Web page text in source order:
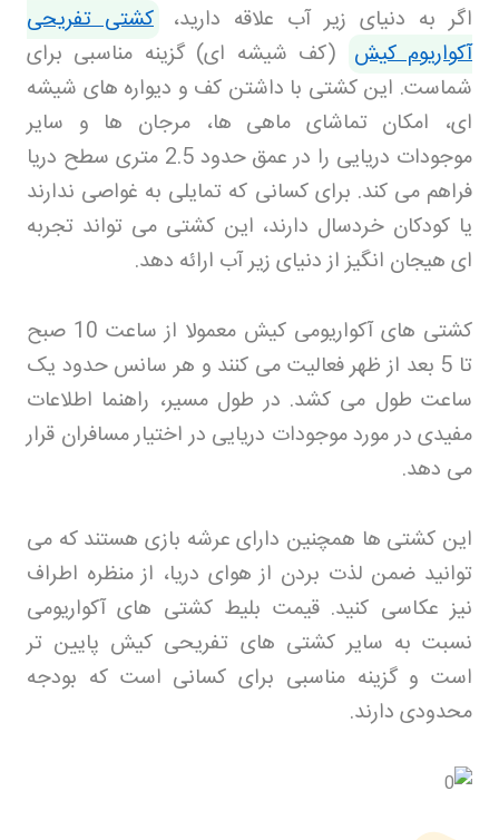
اگر به دنیای زیر آب علاقه دارید،
کشتی تفریحی
آکواریوم کیش (کف شیشه ای) گزینه مناسبی برای
شماست. این کشتی با داشتن کف و دیواره های شیشه
ای، امکان تماشای ماهی ها، مرجان ها و سایر
موجودات دریایی را در عمق حدود 2.5 متری سطح دریا
فراهم می کند. برای کسانی که تمایلی به غواصی ندارند
یا کودکان خردسال دارند، این کشتی می تواند تجربه
ای هیجان انگیز از دنیای زیر آب ارائه دهد.
کشتی های آکواریومی کیش معمولا از ساعت 10 صبح
تا 5 بعد از ظهر فعالیت می کنند و هر سانس حدود یک
ساعت طول می کشد. در طول مسیر، راهنما اطلاعات
مفیدی در مورد موجودات دریایی در اختیار مسافران قرار
می دهد.
این کشتی ها همچنین دارای عرشه بازی هستند که می
توانید ضمن لذت بردن از هوای دریا، از منظره اطراف
نیز عکاسی کنید. قیمت بلیط کشتی های آکواریومی
نسبت به سایر کشتی های تفریحی کیش پایین تر
است و گزینه مناسبی برای کسانی است که بودجه
محدودی دارند.